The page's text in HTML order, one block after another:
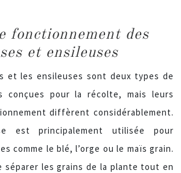
fonctionnement des
et ensileuses
et les ensileuses sont deux types de
conçues pour la récolte, mais leurs
diffèrent considérablement.
est principalement utilisée pour
comme le blé, l’orge ou le maïs grain.
les grains de la plante tout en